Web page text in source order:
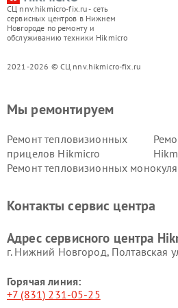
СЦ nnv.hikmicro-fix.ru - сеть
сервисных центров в Нижнем
Новгороде по ремонту и
обслуживанию техники Hikmicro
2021-2026 © СЦ nnv.hikmicro-fix.ru
Мы ремонтируем
Ремонт тепловизионных
прицелов Hikmicro
Ремонт тепловизионных
Контакты сервис центра
Адрес сервисного центра
г. Нижний Новгород, Полтавская
Горячая линия:
+7 (831) 231-05-25